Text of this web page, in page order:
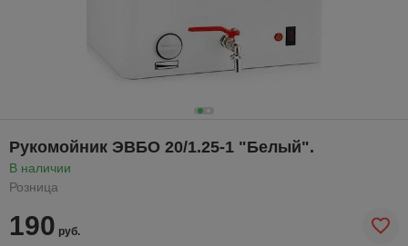
Рукомойник ЭВБО 20/1.25-1 "Белый".
В наличии
Розница
190 руб.